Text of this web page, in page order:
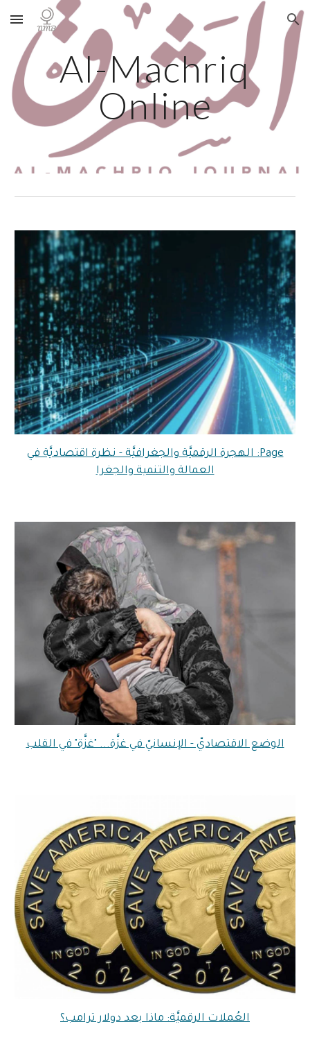
Skip to main content Skip to navigation
Al-Machriq
Online
Page: الهجرة الرقميَّة والجغرافيَّة - نظرة اقتصاديَّة في
العمالة والتنمية والجغرا
الوضع الاقتصاديّ - الإنسانيّ في غزَّة... "غزَّة" في القلب
العُملات الرقميَّة: ماذا بعد دولار ترامب؟